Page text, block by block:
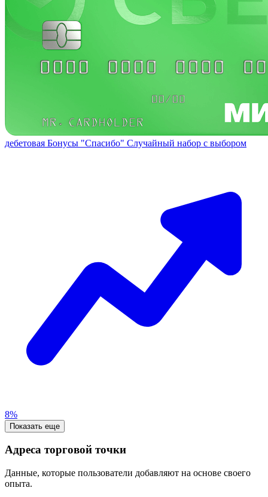
дебетовая Бонусы "Спасибо" Случайный набор с выбором
8%
Показать еще
Адреса торговой точки
Данные, которые пользователи добавляют на основе своего
опыта.